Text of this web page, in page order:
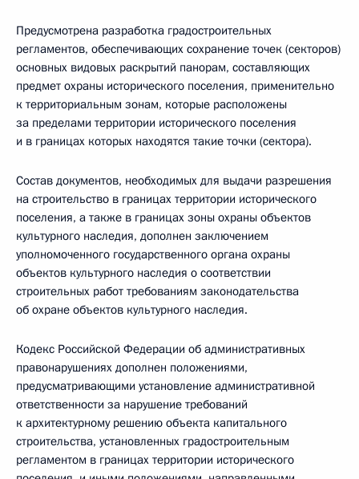
Предусмотрена разработка градостроительных
регламентов, обеспечивающих сохранение точек (секторов)
основных видовых раскрытий панорам, составляющих
предмет охраны исторического поселения, применительно
к территориальным зонам, которые расположены
за пределами территории исторического поселения
и в границах которых находятся такие точки (сектора).
Состав документов, необходимых для выдачи разрешения
на строительство в границах территории исторического
поселения, а также в границах зоны охраны объектов
культурного наследия, дополнен заключением
уполномоченного государственного органа охраны
объектов культурного наследия о соответствии
строительных работ требованиям законодательства
об охране объектов культурного наследия.
Кодекс Российской Федерации об административных
правонарушениях дополнен положениями,
предусматривающими установление административной
ответственности за нарушение требований
к архитектурному решению объекта капитального
строительства, установленных градостроительным
регламентом в границах территории исторического